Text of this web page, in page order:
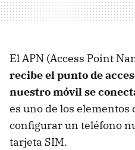
El APN (Access Point
recibe el punto de
nuestro móvil se
es uno de los elementos
configurar un teléfono
tarjeta SIM.